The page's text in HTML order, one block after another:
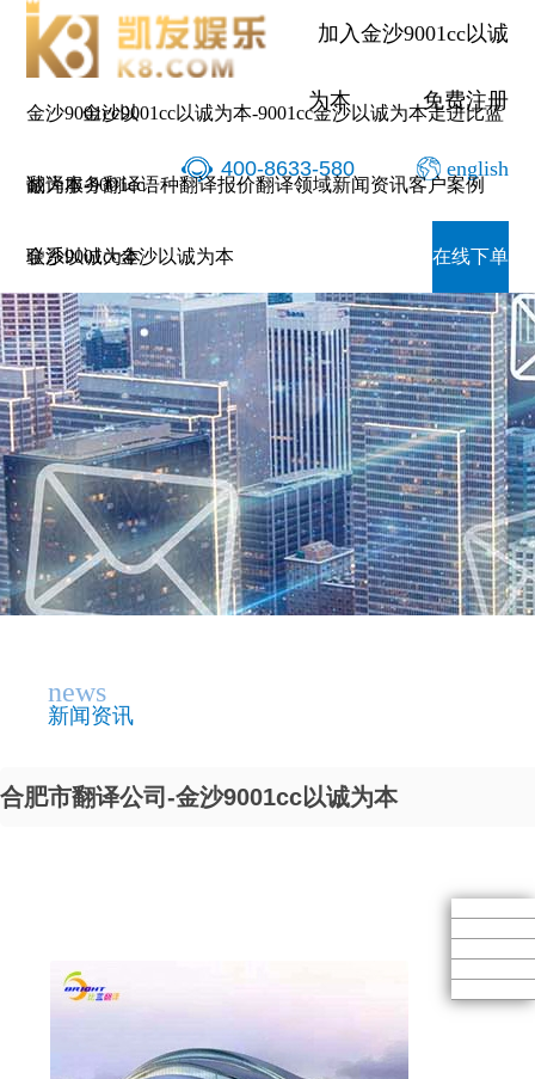
加入金沙9001cc以诚
为本 免费注册
400-8633-580 english
金沙9001cc以
诚为本-9001cc
金沙以诚为本
金沙9001cc以诚为本-9001cc金沙以诚为本走进比蓝
翻译服务翻译语种翻译报价翻译领域新闻资讯客户案例
联系9001cc金沙以诚为本 在线下单
news
新闻资讯
合肥市翻译公司-金沙9001cc以诚为本